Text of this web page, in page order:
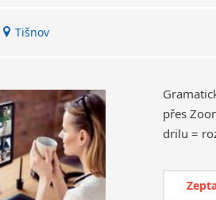
Tišnov
přes